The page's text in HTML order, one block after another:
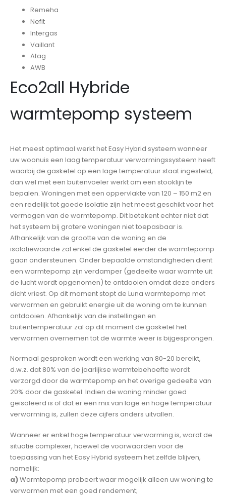
Remeha
Nefit
Intergas
Vaillant
Atag
AWB
Eco2all Hybride
warmtepomp systeem
Het meest optimaal werkt het Easy Hybrid systeem wanneer
uw woonuis een laag temperatuur verwarmingssysteem heeft
waarbij de gasketel op een lage temperatuur staat ingesteld,
dan wel met een buitenvoeler werkt om een stooklijn te
bepalen. Woningen met een oppervlakte van 120 – 150 m2 en
een redelijk tot goede isolatie zijn het meest geschikt voor het
vermogen van de warmtepomp. Dit betekent echter niet dat
het systeem bij grotere woningen niet toepasbaar is.
Afhankelijk van de grootte van de woning en de
isolatiewaarde zal enkel de gasketel eerder de warmtepomp
gaan ondersteunen. Onder bepaalde omstandigheden dient
een warmtepomp zijn verdamper (gedeelte waar warmte uit
de lucht wordt opgenomen) te ontdooien omdat deze anders
dicht vriest. Op dit moment stopt de Luna warmtepomp met
verwarmen en gebruikt energie uit de woning om te kunnen
ontdooien. Afhankelijk van de instellingen en
buitentemperatuur zal op dit moment de gasketel het
verwarmen overnemen tot de warmte weer is bijgesprongen.
Normaal gesproken wordt een werking van 80-20 bereikt,
d.w.z. dat 80% van de jaarlijkse warmtebehoefte wordt
verzorgd door de warmtepomp en het overige gedeelte van
20% door de gasketel. Indien de woning minder goed
geïsoleerd is of dat er een mix van lage en hoge temperatuur
verwarming is, zullen deze cijfers anders uitvallen.
Wanneer er enkel hoge temperatuur verwarming is, wordt de
situatie complexer, hoewel de voorwaarden voor de
toepassing van het Easy Hybrid systeem het zelfde blijven,
namelijk:
a)Warmtepomp probeert waar mogelijk alleen uw woning te
verwarmen met een goed rendement;